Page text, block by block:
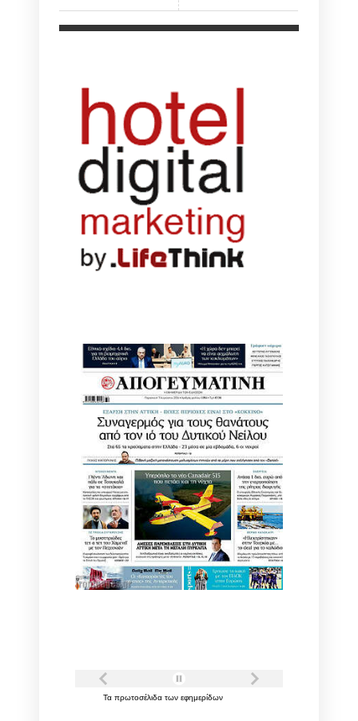
Τα πρωτοσέλιδα των εφημερίδων